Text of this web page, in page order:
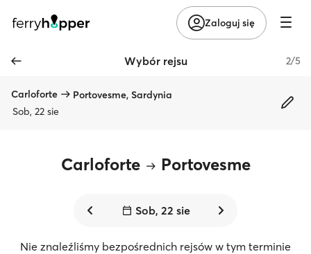
Zaloguj się
Wybór rejsu 2/5
Carloforte
Portovesme, Sardynia
Sob, 22 sie
Carloforte Portovesme
Sob, 22 sie
Nie znaleźliśmy bezpośrednich rejsów w tym terminie